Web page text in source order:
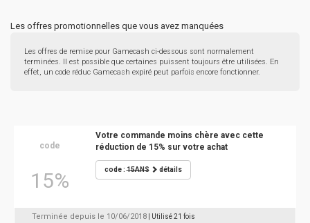
Les offres promotionnelles que vous avez manquées
Les offres de remise pour Gamecash ci-dessous sont normalement
terminées. Il est possible que certaines puissent toujours être utilisées. En
effet, un code réduc Gamecash expiré peut parfois encore fonctionner.
code
15%
Votre commande moins chère avec cette
réduction de 15% sur votre achat
code :15ANS détails
Terminée depuis le 10/06/2018 | Utilisé 21 fois